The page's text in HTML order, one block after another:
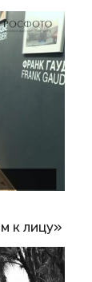
к лицу»